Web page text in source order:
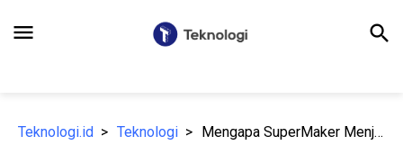
menu search
Teknologi.id Teknologi Mengapa SuperMaker Menjadi Creative Suite Paling Lengkap yang Tersedia